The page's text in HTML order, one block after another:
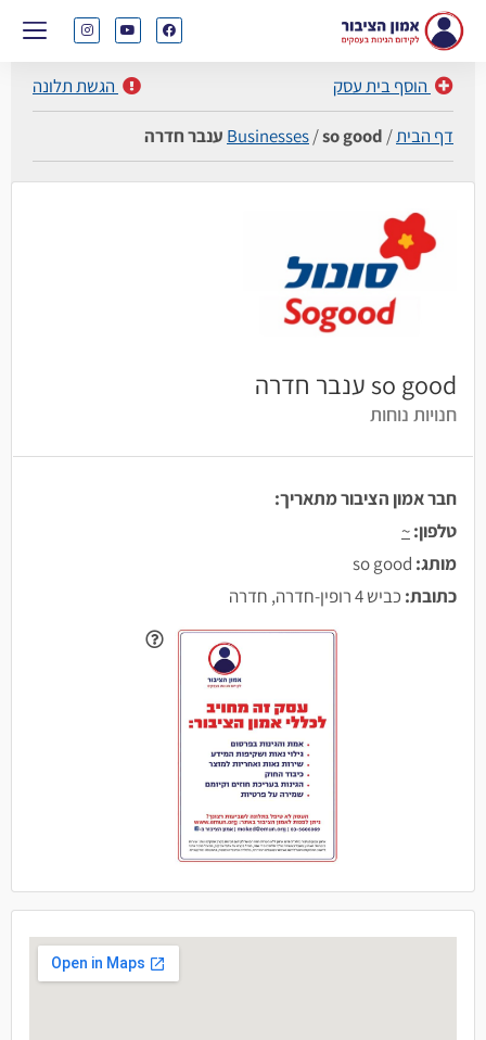
הוסף בית עסק הגשת תלונה
דף הבית/
Businesses/so good ענבר חדרה
so good ענבר חדרה
חנויות נוחות
חבר אמון הציבור מתאריך:
טלפון:~
מותג:
כתובת: כביש 4 רופין-חדרה, חדרה